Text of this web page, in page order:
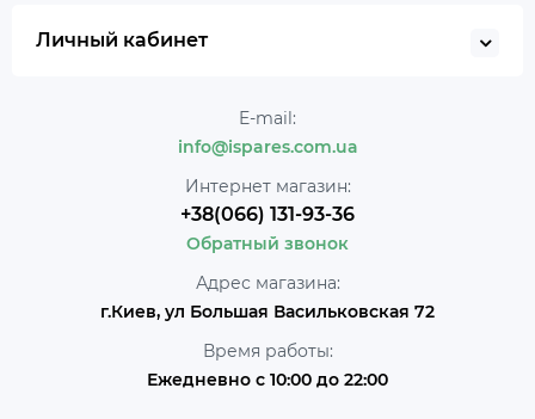
Личный кабинет
E-mail:
info@ispares.com.ua
Интернет магазин:
+38(066) 131-93-36
Обратный звонок
Адрес магазина:
г.Киев, ул Большая Васильковская 72
Время работы:
Ежедневно с 10:00 до 22:00